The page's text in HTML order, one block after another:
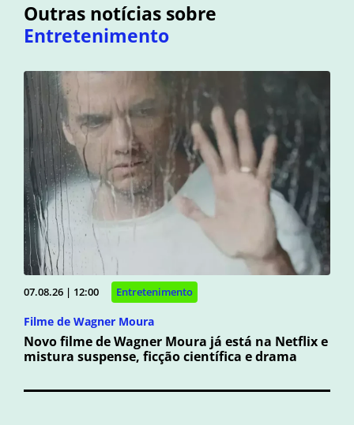
Outras notícias sobre
Entretenimento
07.08.26 | 12:00 Entretenimento
Filme de Wagner Moura
Novo filme de Wagner Moura já está na Netflix e
mistura suspense, ficção científica e drama